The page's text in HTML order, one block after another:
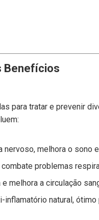
Benefícios
para tratar e prevenir
nervoso, melhora o sono
problemas
melhora a circulação
inflamatório natural, ótimo